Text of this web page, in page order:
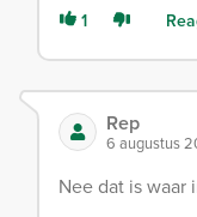
1
Rep
6 augustus
Nee dat is waar